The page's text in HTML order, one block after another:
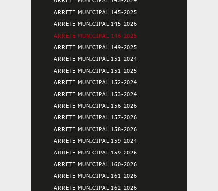
ARRETE MUNICIPAL 145-2025
ARRETE MUNICIPAL 145-2026
ARRETE MUNICIPAL 146-2025
ARRETE MUNICIPAL 149-2025
ARRETE MUNICIPAL 151-2024
ARRETE MUNICIPAL 151-2025
ARRETE MUNICIPAL 152-2024
ARRETE MUNICIPAL 153-2024
ARRETE MUNICIPAL 156-2026
ARRETE MUNICIPAL 157-2026
ARRETE MUNICIPAL 158-2026
ARRETE MUNICIPAL 159-2024
ARRETE MUNICIPAL 159-2026
ARRETE MUNICIPAL 160-2026
ARRETE MUNICIPAL 161-2026
ARRETE MUNICIPAL 162-2026